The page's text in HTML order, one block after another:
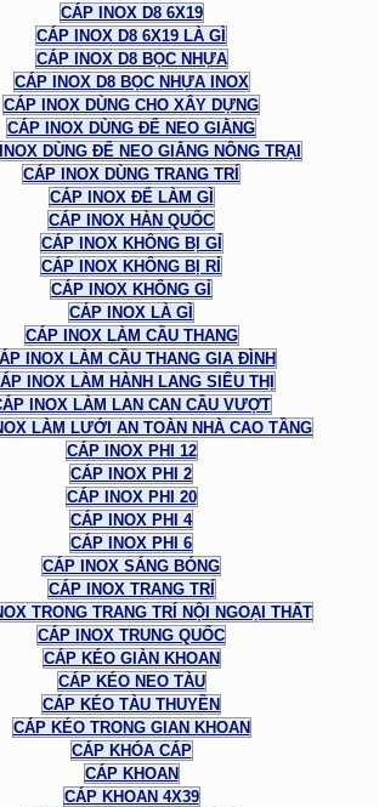
CÁP INOX D8 6X19
CÁP INOX D8 6X19 LÀ GÌ
CÁP INOX D8 BỌC NHỰA
CÁP INOX D8 BỌC NHỰA INOX
CÁP INOX DÙNG CHO XÂY DỰNG
CÁP INOX DÙNG ĐỂ NEO GIẰNG
DÙNG ĐỂ NEO GIẰNG NÔNG TRẠI
CÁP INOX DÙNG TRANG TRÍ
CÁP INOX ĐỂ LÀM GÌ
CÁP INOX HÀN QUỐC
CÁP INOX KHÔNG BỊ GỈ
CÁP INOX KHÔNG BỊ RỈ
CÁP INOX KHÔNG GỈ
CÁP INOX LÀ GÌ
CÁP INOX LÀM CẦU THANG
INOX LÀM CẦU THANG GIA ĐÌNH
INOX LÀM HÀNH LANG SIÊU THỊ
INOX LÀM LAN CAN CẦU VƯỢT
LÀM LƯỚI AN TOÀN NHÀ CAO TẦNG
CÁP INOX PHI 12
CÁP INOX PHI 2
CÁP INOX PHI 20
CÁP INOX PHI 4
CÁP INOX PHI 6
CÁP INOX SÁNG BÓNG
CÁP INOX TRANG TRÍ
TRONG TRANG TRÍ NỘI NGOẠI THẤT
CÁP INOX TRUNG QUỐC
CÁP KÉO GIÀN KHOAN
CÁP KÉO NEO TÀU
CÁP KÉO TÀU THUYỀN
CÁP KÉO TRONG GIAN KHOAN
CÁP KHÓA CÁP
CÁP KHOAN
CÁP KHOAN 4X39